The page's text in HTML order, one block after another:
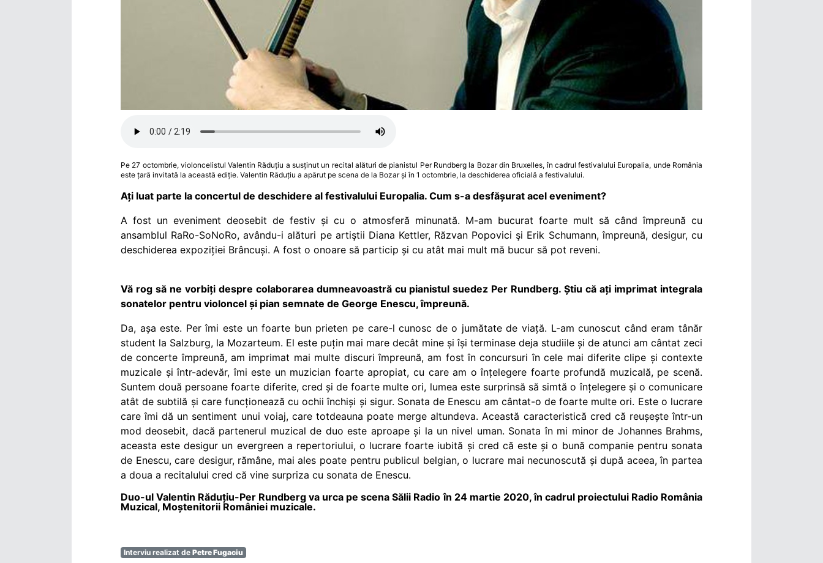
Pe 27 octombrie, violoncelistul Valentin Răduțiu a susținut un recital alături de pianistul Per Rundberg la Bozar din Bruxelles, în cadrul festivalului Europalia, unde România
este țară invitată la această ediție. Valentin Răduțiu a apărut pe scena de la Bozar și în 1 octombrie, la deschiderea oficială a festivalului.
Ați luat parte la concertul de deschidere al festivalului Europalia. Cum s-a desfășurat acel eveniment?
A fost un eveniment deosebit de festiv și cu o atmosferă minunată. M-am bucurat foarte mult să când împreună cu
ansamblul RaRo-SoNoRo, avându-i alături pe artiştii Diana Kettler, Răzvan Popovici şi Erik Schumann,împreună, desigur, cu
deschiderea expoziției Brâncuși. A fost o onoare să particip și cu atât mai mult mă bucur să pot reveni.
Vă rog să ne vorbiți despre colaborarea dumneavoastră cu pianistul suedez Per Rundberg. Știu că ați imprimat integrala
sonatelor pentru violoncel și pian semnate de George Enescu, împreună.
Da, așa este. Per îmi este un foarte bun prieten pe care-l cunosc de o jumătate de viață. L-am cunoscut când eram tânăr
student la Salzburg, la Mozarteum. El este puțin mai mare decât mine și își terminase deja studiile și de atunci am cântat zeci
de concerte împreună, am imprimat mai multe discuri împreună, am fost în concursuri în cele mai diferite clipe și contexte
muzicale și într-adevăr, îmi este un muzician foarte apropiat, cu care am o înțelegere foarte profundă muzicală, pe scenă.
Suntem două persoane foarte diferite, cred și de foarte multe ori, lumea este surprinsă să simtă o înțelegere și o comunicare
atât de subtilă și care funcționează cu ochii închiși și sigur. Sonata de Enescu am cântat-o de foarte multe ori. Este o lucrare
care îmi dă un sentiment unui voiaj, care totdeauna poate merge altundeva. Această caracteristică cred că reușește într-un
mod deosebit, dacă partenerul muzical de duo este aproape și la un nivel uman. Sonata în mi minor de Johannes Brahms,
aceasta este desigur un evergreen a repertoriului, o lucrare foarte iubită și cred că este și o bună companie pentru sonata
de Enescu, care desigur, rămâne, mai ales poate pentru publicul belgian, o lucrare mai necunoscută și după aceea, în partea
a doua a recitalului cred că vine surpriza cu sonata de Enescu.
Duo-ul Valentin Răduțiu-Per Rundberg va urca pe scena Sălii Radio în 24 martie 2020, în cadrul proiectului Radio România
Muzical, Moștenitorii României muzicale.
Interviu realizat de Petre Fugaciu